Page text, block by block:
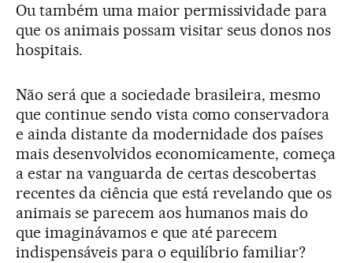
Ou também uma maior permissividade para
que os animais possam visitar seus donos nos
hospitais.
Não será que a sociedade brasileira, mesmo
que continue sendo vista como conservadora
e ainda distante da modernidade dos países
mais desenvolvidos economicamente, começa
a estar na vanguarda de certas descobertas
recentes da ciência que está revelando que os
animais se parecem aos humanos mais do
que imaginávamos e que até parecem
indispensáveis para o equilíbrio familiar?